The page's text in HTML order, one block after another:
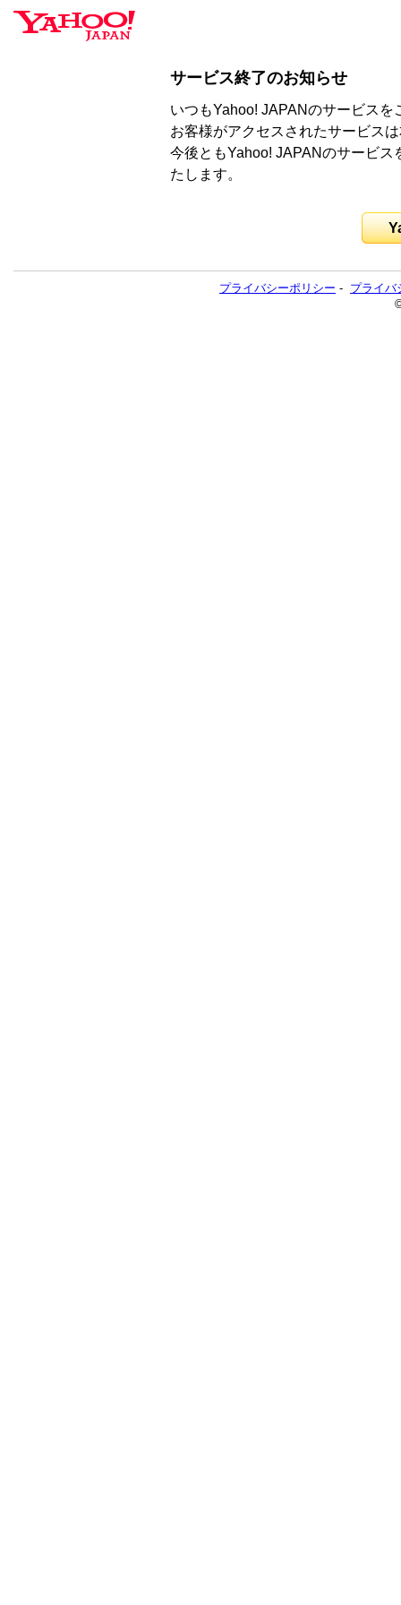
サービス終了のお知らせ
いつもYahoo! JAPANのサービス
お客様がアクセスされたサービス
今後ともYahoo! JAPANのサービ
たします。
プライバシーポリシー - プライバ